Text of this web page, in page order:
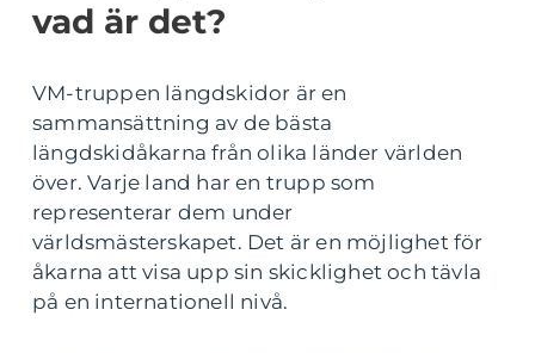
vad är det?
VM-truppen längdskidor är en
sammansättning av de bästa
längdskidåkarna från olika länder världen
över. Varje land har en trupp som
representerar dem under
världsmästerskapet. Det är en möjlighet för
åkarna att visa upp sin skicklighet och tävla
på en internationell nivå.